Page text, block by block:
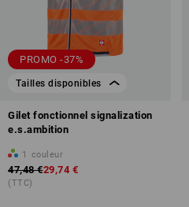
PROMO -37%
Tailles disponibles
Gilet fonctionnel signalization
e.s.ambition
1 couleur
47,48 €29,74 €
(TTC)